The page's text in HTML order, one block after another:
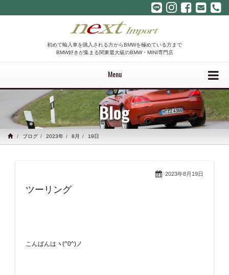
初めて輸入車を購入される方からBMWを極めている方まで
BMW好きが集まる関東最大級のBMW・MINI専門店
Menu
Blog
ブログ 2023年 8月 19日
2023年8月19日
ツーリング
こんばんはヽ(^0^)ノ